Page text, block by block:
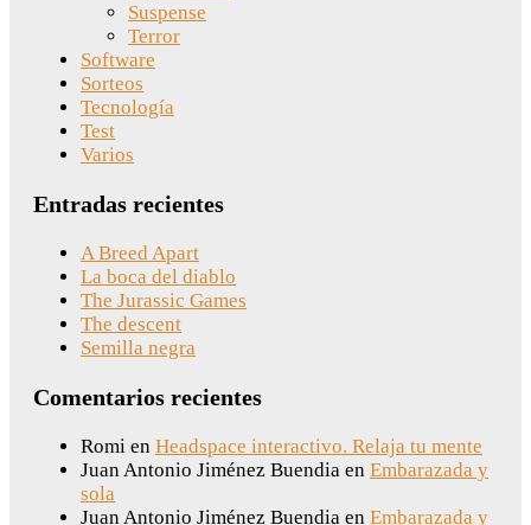
Suspense
Terror
Software
Sorteos
Tecnología
Test
Varios
Entradas recientes
A Breed Apart
La boca del diablo
The Jurassic Games
The descent
Semilla negra
Comentarios recientes
Romi en Headspace interactivo. Relaja tu mente
Juan Antonio Jiménez Buendia en Embarazada y
sola
Juan Antonio Jiménez Buendia en Embarazada y